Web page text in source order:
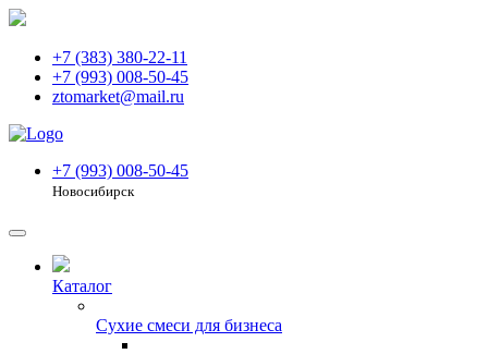
+7 (383) 380-22-11
+7 (993) 008-50-45
ztomarket@mail.ru
+7 (993) 008-50-45
Новосибирск
Каталог
Сухие смеси для бизнеса